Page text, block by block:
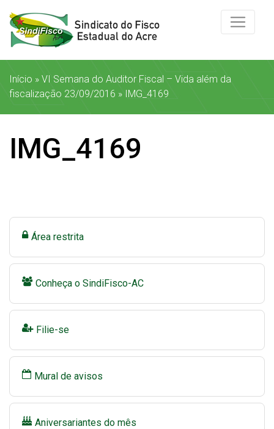
Início » VI Semana do Auditor Fiscal – Vida além da
fiscalização 23/09/2016 » IMG_4169
IMG_4169
Área restrita
Conheça o SindiFisco-AC
Filie-se
Mural de avisos
Aniversariantes do mês